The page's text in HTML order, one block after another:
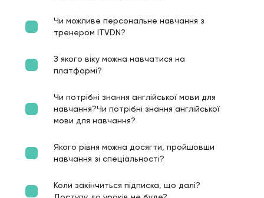
Чи можливе персональне навчання з
тренером ITVDN?
З якого віку можна навчатися на
платформі?
Чи потрібні знання англійської мови для
навчання?Чи потрібні знання англійської
мови для навчання?
Якого рівня можна досягти, пройшовши
навчання зі спеціальності?
Коли закінчиться підписка, що далі?